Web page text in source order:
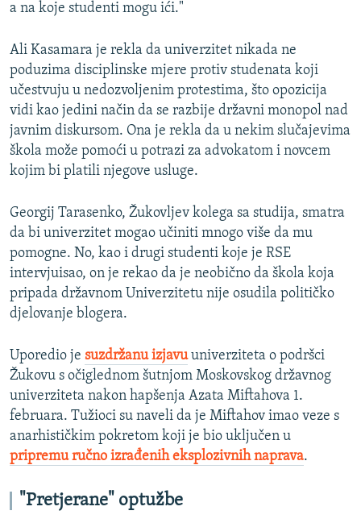
a na koje studenti mogu ići."
Ali Kasamara je rekla da univerzitet nikada ne
poduzima disciplinske mjere protiv studenata koji
učestvuju u nedozvoljenim protestima, što opozicija
vidi kao jedini način da se razbije državni monopol nad
javnim diskursom. Ona je rekla da u nekim slučajevima
škola može pomoći u potrazi za advokatom i novcem
kojim bi platili njegove usluge.
Georgij Tarasenko, Žukovljev kolega sa studija, smatra
da bi univerzitet mogao učiniti mnogo više da mu
pomogne. No, kao i drugi studenti koje je RSE
intervjuisao, on je rekao da je neobično da škola koja
pripada državnom Univerzitetu nije osudila političko
djelovanje blogera.
Uporedio je suzdržanu izjavuuniverziteta o podršci
Žukovu s očiglednom šutnjom Moskovskog državnog
univerziteta nakon hapšenja Azata Miftahova 1.
februara. Tužioci su naveli da je Miftahov imao veze s
anarhističkim pokretom koji je bio uključen u
pripremu ručno izrađenih eksplozivnih naprava.
"Pretjerane" optužbe